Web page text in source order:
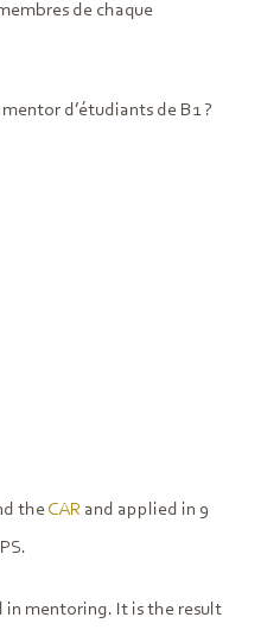
de chaque
d’étudiants de B1 ?
theCAR and applied in 9
in mentoring. It is the result